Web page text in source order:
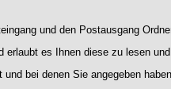
und den Postausgang
es Ihnen diese zu lesen
bei denen Sie angegeben